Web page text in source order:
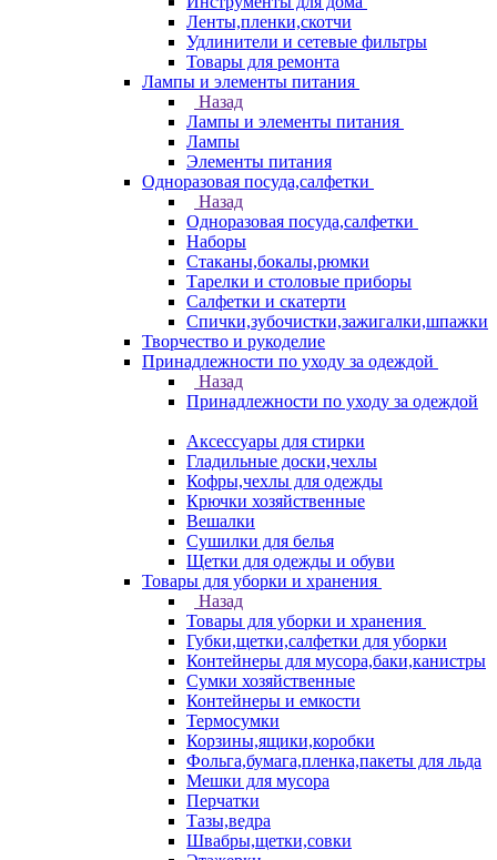
Ленты,пленки,скотчи
Удлинители и сетевые фильтры
Товары для ремонта
Лампы и элементы питания
Назад
Лампы и элементы питания
Лампы
Элементы питания
Одноразовая посуда,салфетки
Назад
Одноразовая посуда,салфетки
Наборы
Стаканы,бокалы,рюмки
Тарелки и столовые приборы
Салфетки и скатерти
Спички,зубочистки,зажигалки,шпажки
Творчество и рукоделие
Принадлежности по уходу за одеждой
Назад
Принадлежности по уходу за одеждой
Аксессуары для стирки
Гладильные доски,чехлы
Кофры,чехлы для одежды
Крючки хозяйственные
Вешалки
Сушилки для белья
Щетки для одежды и обуви
Товары для уборки и хранения
Назад
Товары для уборки и хранения
Губки,щетки,салфетки для уборки
Контейнеры для мусора,баки,канистры
Сумки хозяйственные
Контейнеры и емкости
Термосумки
Корзины,ящики,коробки
Фольга,бумага,пленка,пакеты для льда
Мешки для мусора
Перчатки
Тазы,ведра
Швабры,щетки,совки